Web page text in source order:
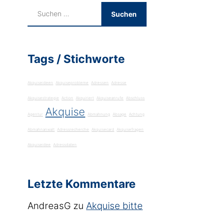
Tags / Stichworte
Akquiseideen Akquiseprobleme Adressen Adresse
Akquisestrategie Action Akquiriert Akquiseanrufe Abschluss
Agentur Akquise Abmahnung Absage Achtung
Abmahnanwalt Adressrecherche Akquisecard Akquisefragen
Akquiseidee Adressdaten
Letzte Kommentare
AndreasG zu Akquise bitte